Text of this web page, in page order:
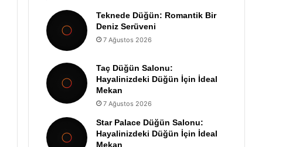
Teknede Düğün: Romantik Bir
Deniz Serüveni
7 Ağustos 2026
Taç Düğün Salonu:
Hayalinizdeki Düğün İçin İdeal
Mekan
7 Ağustos 2026
Star Palace Düğün Salonu:
Hayalinizdeki Düğün İçin İdeal
Mekan